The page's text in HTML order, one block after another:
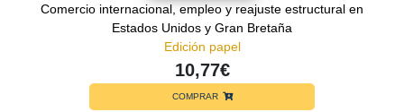
Comercio internacional, empleo y reajuste estructural en
Estados Unidos y Gran Bretaña
Edición papel
10,77€
COMPRAR